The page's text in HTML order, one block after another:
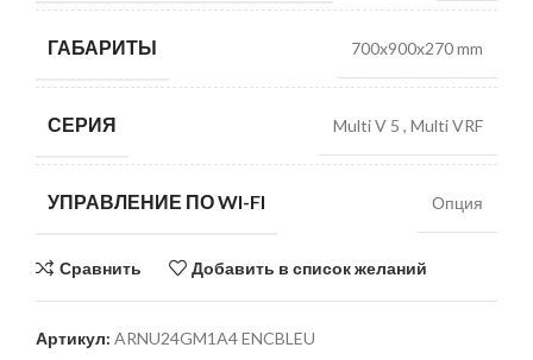
ГАБАРИТЫ 700x900x270 mm
СЕРИЯ Multi V 5 , Multi VRF
УПРАВЛЕНИЕ ПО WI-FI Опция
Сравнить Добавить в список желаний
Артикул: ARNU24GM1A4 ENCBLEU